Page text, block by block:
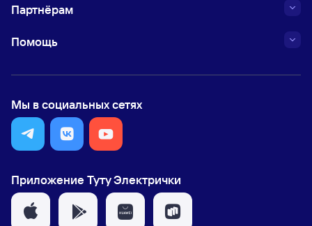
Партнёрам
Помощь
Мы в социальных сетях
Приложение Туту Электрички